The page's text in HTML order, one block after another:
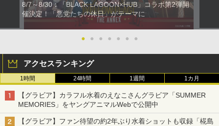
8/7～8/30：「BLACK LAGOON×HUB」コラボ第2弾開
催決定！「悪党たちの休日」がテーマに
● ● ● ● ● ● ●
アクセスランキング
1時間 24時間 1週間 1カ月
【グラビア】カラフル水着のえなこさんグラビア「SUMMER
MEMORIES」をヤングアニマルWebで公開中
【グラビア】ファン待望の約2年ぶり水着ショットも収録「椛島